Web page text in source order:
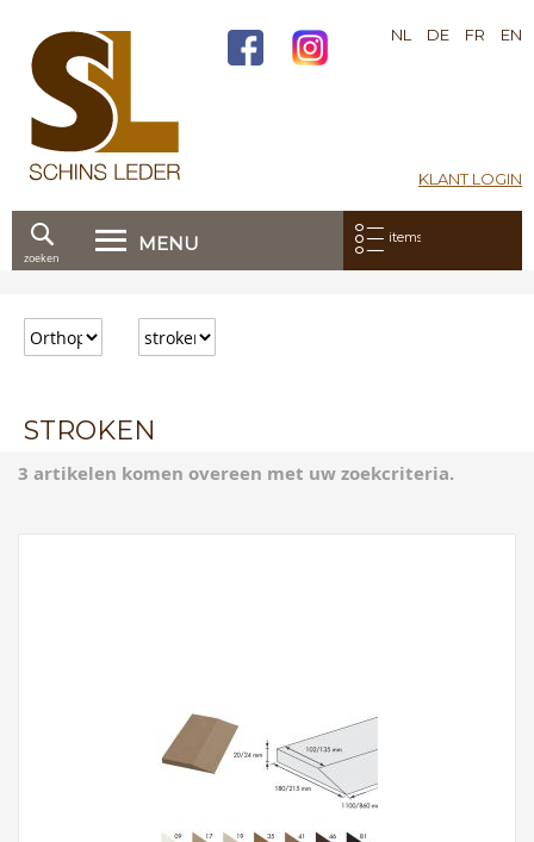
KLANT LOGIN
NL DE FR EN
MENU Mijn bestelling:
items
door
naar
zoeken
STROKEN
3 artikelen komen overeen met uw zoekcriteria.